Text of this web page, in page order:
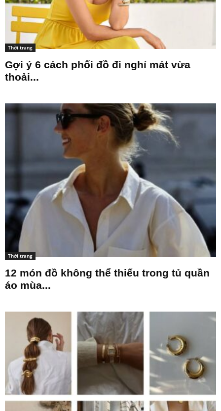
Thời trang
Gợi ý 6 cách phối đồ đi nghỉ mát vừa
thoải...
Thời trang
12 món đồ không thể thiếu trong tủ quần
áo mùa...